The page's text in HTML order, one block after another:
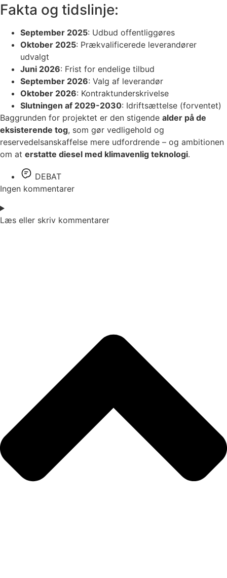
Fakta og tidslinje:
September 2025: Udbud offentliggøres
Oktober 2025: Prækvalificerede leverandører
udvalgt
Juni 2026: Frist for endelige tilbud
September 2026: Valg af leverandør
Oktober 2026: Kontraktunderskrivelse
Slutningen af 2029-2030: Idriftsættelse (forventet)
Baggrunden for projektet er den stigende alder på de
eksisterende tog, som gør vedligehold og
reservedelsanskaffelse mere udfordrende – og ambitionen
om at erstatte diesel med klimavenlig teknologi.
DEBAT
Ingen kommentarer
Læs eller skriv kommentarer